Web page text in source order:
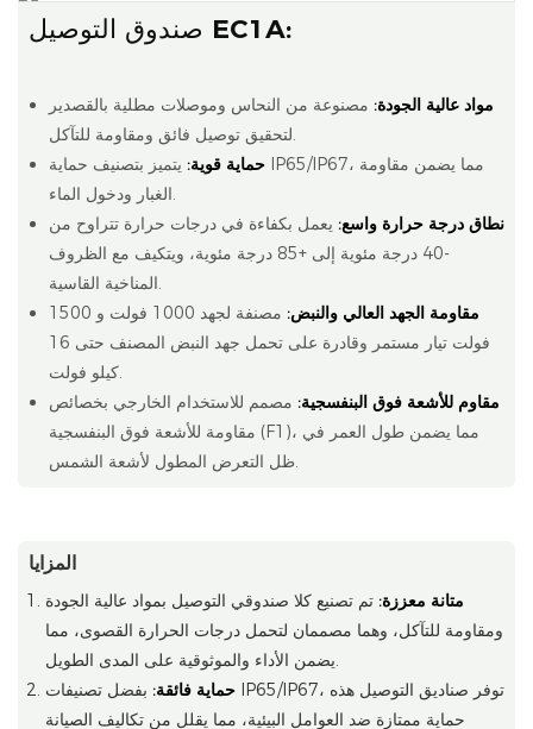
صندوق التوصيل EC1A:
مواد عالية الجودة: مصنوعة من النحاس وموصلات مطلية بالقصدير
لتحقيق توصيل فائق ومقاومة للتآكل.
حماية قوية: يتميز بتصنيف حماية IP65/IP67، مما يضمن مقاومة
الغبار ودخول الماء.
نطاق درجة حرارة واسع: يعمل بكفاءة في درجات حرارة تتراوح من
-40 درجة مئوية إلى +85 درجة مئوية، ويتكيف مع الظروف
المناخية القاسية.
مقاومة الجهد العالي والنبض:
مصنفة لجهد 1000 فولت و 1500
فولت تيار مستمر وقادرة على تحمل جهد النبض المصنف حتى 16
كيلو فولت.
مقاوم للأشعة فوق البنفسجية: مصمم للاستخدام الخارجي بخصائص
مقاومة للأشعة فوق البنفسجية (F1)، مما يضمن طول العمر في
ظل التعرض المطول لأشعة الشمس.
المزايا
متانة معززة: تم تصنيع كلا صندوقي التوصيل بمواد عالية الجودة
ومقاومة للتآكل، وهما مصممان لتحمل درجات الحرارة القصوى، مما
يضمن الأداء والموثوقية على المدى الطويل.
حماية فائقة: بفضل تصنيفات IP65/IP67، توفر صناديق التوصيل هذه
حماية ممتازة ضد العوامل البيئية، مما يقلل من تكاليف الصيانة